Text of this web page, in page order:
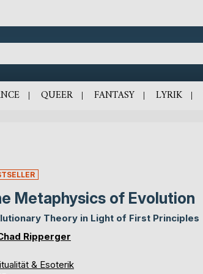
QUEER FANTASY LYRIK
Metaphysics of Evolution
Theory in Light of First Principles
Ripperger
& Esoterik